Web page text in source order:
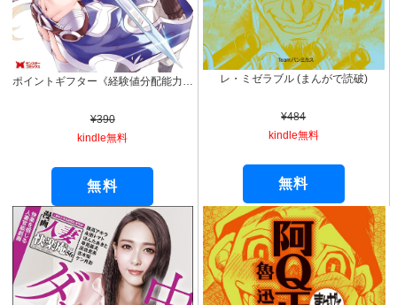
ポイントギフター《経験値分配能力者》の異世界最強ソロライフ ～ブラックギルドから解放された男は万能最強職として無双する～（コミック） ： 1 (モンスターコミックス)
¥390
kindle無料
無料
レ・ミゼラブル (まんがで読破)
¥484
kindle無料
無料